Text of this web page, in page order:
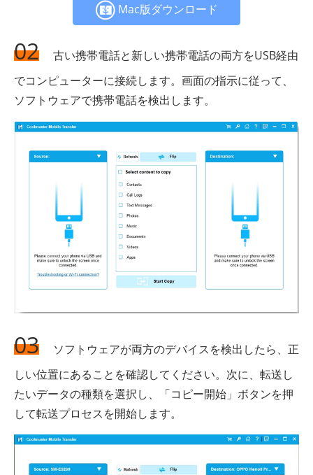
Mac版ダウンロード
02
古い携帯電話と新しい携帯電話の両方をUSB経由
でコンピューターに接続します。画面の指示に従って、
ソフトウェアで携帯電話を検出します。
03
ソフトウェアが両方のデバイスを検出したら、正
しい位置にあることを確認してください。次に、転送し
たいデータの種類を選択し、「コピー開始」ボタンを押
して転送プロセスを開始します。